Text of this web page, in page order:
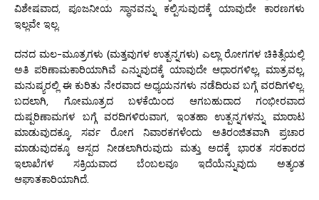
ವಿಶೇಷವಾದ, ಪೂಜನೀಯ ಸ್ಥಾನವನ್ನು ಕಲ್ಪಿಸುವುದಕ್ಕೆ ಯಾವುದೇ ಕಾರಣಗಳು
ಇಲ್ಲವೇ ಇಲ್ಲ.
ದನದ ಮಲ-ಮೂತ್ರಗಳು (ಮತ್ತವುಗಳ ಉತ್ಪನ್ನಗಳು) ಎಲ್ಲಾ ರೋಗಗಳ ಚಿಕಿತ್ಸೆಯಲ್ಲಿ
ಅತಿ ಪರಿಣಾಮಕಾರಿಯಾಗಿವೆ ಎನ್ನುವುದಕ್ಕೆ ಯಾವುದೇ ಆಧಾರಗಳಿಲ್ಲ, ಮಾತ್ರವಲ್ಲ,
ಮನುಷ್ಯರಲ್ಲಿ ಈ ಕುರಿತು ನೇರವಾದ ಅಧ್ಯಯನಗಳು ನಡೆದಿರುವ ಬಗ್ಗೆ ವರದಿಗಳಿಲ್ಲ.
ಬದಲಾಗಿ, ಗೋಮೂತ್ರದ ಬಳಕೆಯಿಂದ ಆಗಬಹುದಾದ ಗಂಭೀರವಾದ
ದುಷ್ಪರಿಣಾಮಗಳ ಬಗ್ಗೆ ವರದಿಗಳಿರುವಾಗ, ಇಂತಹಾ ಉತ್ಪನ್ನಗಳನ್ನು ಮಾರಾಟ
ಮಾಡುವುದಕ್ಕೂ, ಸರ್ವ ರೋಗ ನಿವಾರಕಗಳೆಂದು ಅತಿರಂಜಿತವಾಗಿ ಪ್ರಚಾರ
ಮಾಡುವುದಕ್ಕೂ ಆಸ್ಪದ ನೀಡಲಾಗಿರುವುದು ಮತ್ತು ಅದಕ್ಕೆ ಭಾರತ ಸರಕಾರದ
ಇಲಾಖೆಗಳ ಸಕ್ರಿಯವಾದ ಬೆಂಬಲವೂ ಇದೆಯೆನ್ನುವುದು ಅತ್ಯಂತ
ಆಘಾತಕಾರಿಯಾಗಿದೆ.